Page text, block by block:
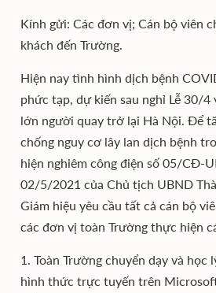
Kính gửi: Các đơn vị; Cán bộ viên
khách đến Trường.
Hiện nay tình hình dịch bệnh
phức tạp, dự kiến sau nghỉ Lễ 30/
lớn người quay trở lại Hà Nội. Để
chống nguy cơ lây lan dịch bệnh
hiện nghiêm công điện số 05/CĐ-
02/5/2021 của Chủ tịch UBND
Giám hiệu yêu cầu tất cả cán bộ
các đơn vị toàn Trường thực hiện
1. Toàn Trường chuyển dạy và học
hình thức trực tuyến trên